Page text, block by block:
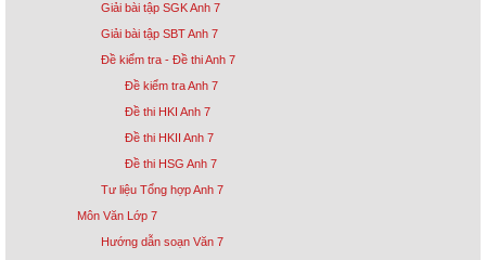
Giải bài tập SGK Anh 7
Giải bài tập SBT Anh 7
Đề kiểm tra - Đề thi Anh 7
Đề kiểm tra Anh 7
Đề thi HKI Anh 7
Đề thi HKII Anh 7
Đề thi HSG Anh 7
Tư liệu Tổng hợp Anh 7
Môn Văn Lớp 7
Hướng dẫn soạn Văn 7